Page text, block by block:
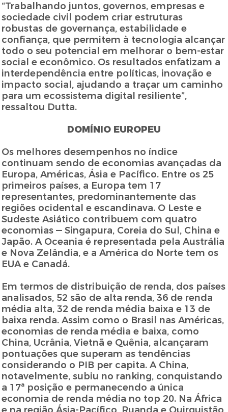
“Trabalhando juntos, governos, empresas e
sociedade civil podem criar estruturas
robustas de governança, estabilidade e
confiança, que permitem à tecnologia alcançar
todo o seu potencial em melhorar o bem-estar
social e econômico. Os resultados enfatizam a
interdependência entre políticas, inovação e
impacto social, ajudando a traçar um caminho
para um ecossistema digital resiliente”,
ressaltou Dutta.
DOMÍNIO EUROPEU
Os melhores desempenhos no índice
continuam sendo de economias avançadas da
Europa, Américas, Ásia e Pacífico. Entre os 25
primeiros países, a Europa tem 17
representantes, predominantemente das
regiões ocidental e escandinava. O Leste e
Sudeste Asiático contribuem com quatro
economias — Singapura, Coreia do Sul, China e
Japão. A Oceania é representada pela Austrália
e Nova Zelândia, e a América do Norte tem os
EUA e Canadá.
Em termos de distribuição de renda, dos países
analisados, 52 são de alta renda, 36 de renda
média alta, 32 de renda média baixa e 13 de
baixa renda. Assim como o Brasil nas Américas,
economias de renda média e baixa, como
China, Ucrânia, Vietnã e Quênia, alcançaram
pontuações que superam as tendências
considerando o PIB per capita. A China,
notavelmente, subiu no ranking, conquistando
a 17ª posição e permanecendo a única
economia de renda média no top 20. Na África